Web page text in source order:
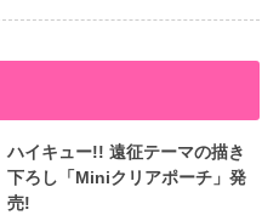
ハイキュー!! 遠征テーマの描き
下ろし「Miniクリアポーチ」発
売!